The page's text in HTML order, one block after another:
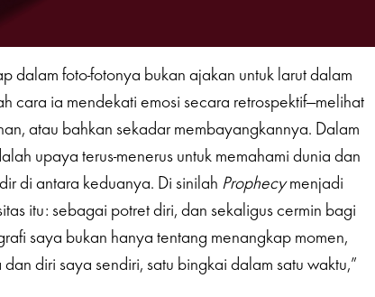
dalam foto-fotonya bukan ajakan untuk larut dalam
cara ia mendekati emosi secara retrospektif—melihat
atau bahkan sekadar membayangkannya. Dalam
upaya terus-menerus untuk memahami dunia dan
di antara keduanya. Di sinilah Prophecymenjadi
itu: sebagai potret diri, dan sekaligus cermin bagi
saya bukan hanya tentang menangkap momen,
diri saya sendiri, satu bingkai dalam satu waktu,”